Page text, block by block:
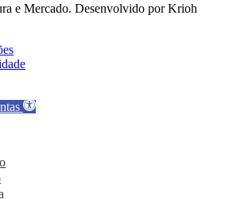
e Mercado. Desenvolvido por Krioh